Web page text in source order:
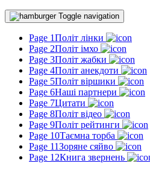
Toggle navigation
Page 1Політ лінки
Page 2Політ імхо
Page 3Політ жабки
Page 4Політ анекдоти
Page 5Політ віршики
Page 6Наші партнери
Page 7Цитати
Page 8Політ відео
Page 9Політ рейтинги
Page 10Таємна торба
Page 11Зоряне сяйво
Page 12Книга звернень